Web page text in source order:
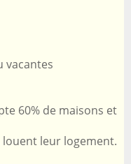
vacantes
60% de maisons et
leur logement.